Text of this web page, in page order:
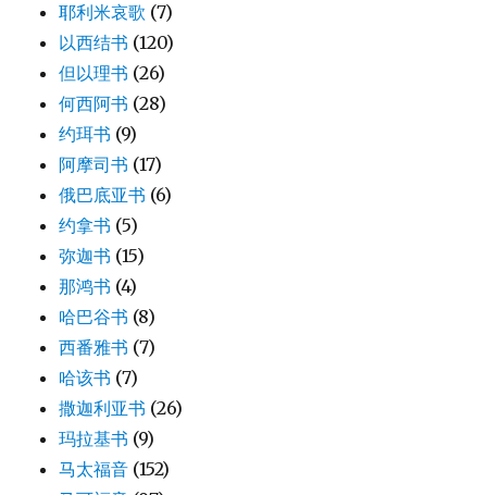
耶利米哀歌 (7)
以西结书 (120)
但以理书 (26)
何西阿书 (28)
约珥书 (9)
阿摩司书 (17)
俄巴底亚书 (6)
约拿书 (5)
弥迦书 (15)
那鸿书 (4)
哈巴谷书 (8)
西番雅书 (7)
哈该书 (7)
撒迦利亚书 (26)
玛拉基书 (9)
马太福音 (152)